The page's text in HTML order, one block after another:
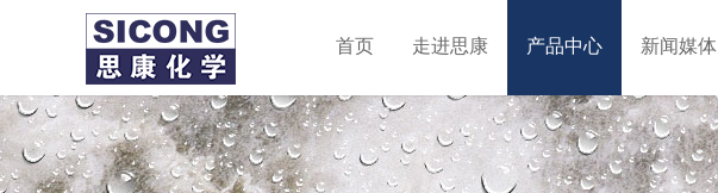
首页 走进思康 产品中心 新闻媒体